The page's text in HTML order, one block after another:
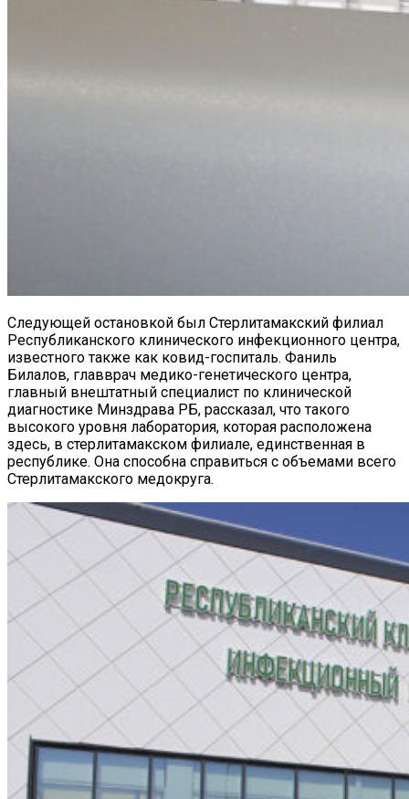
Следующей остановкой был Стерлитамакский филиал
Республиканского клинического инфекционного центра,
известного также как ковид-госпиталь. Фаниль
Билалов, главврач медико-генетического центра,
главный внештатный специалист по клинической
диагностике Минздрава РБ, рассказал, что такого
высокого уровня лаборатория, которая расположена
здесь, в стерлитамакском филиале, единственная в
республике. Она способна справиться с объемами всего
Стерлитамакского медокруга.